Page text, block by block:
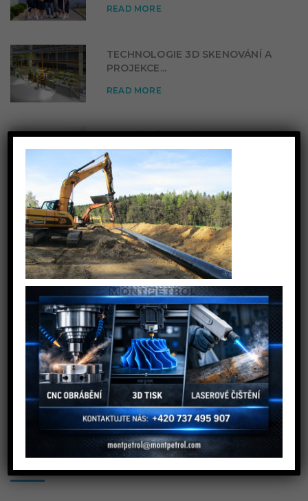
READ MORE
TECHNOLOGIE 3D SKENOVÁNÍ A
PROJEKCE...
READ MORE
OTEVŘENÍ POBOČKY V
PARDUBICÍCH...
READ MORE
ZALOŽENÍ DIVIZE ENERGO...
READ MORE
KATEGORIE
Energetika
Obecné
ARCHIV
×